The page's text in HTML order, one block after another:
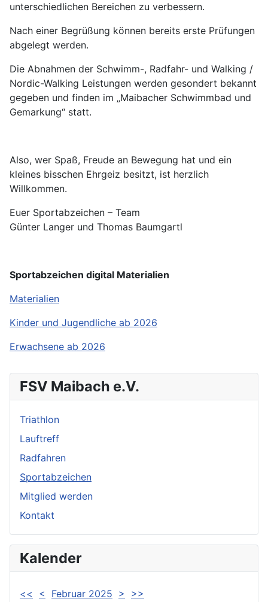
FSV Maibach e.V.
Triathlon
Lauftreff
Radfahren
Sportabzeichen
Mitglied werden
Kontakt
Kalender
<< < Februar 2025 > >>
unterschiedlichen Bereichen zu verbessern.
Nach einer Begrüßung können bereits erste Prüfungen
abgelegt werden.
Die Abnahmen der Schwimm-, Radfahr- und Walking /
Nordic-Walking Leistungen werden gesondert bekannt
gegeben und finden im „Maibacher Schwimmbad und
Gemarkung“ statt.
Also, wer Spaß, Freude an Bewegung hat und ein
kleines bisschen Ehrgeiz besitzt, ist herzlich
Willkommen.
Euer Sportabzeichen – Team
Günter Langer und Thomas Baumgartl
Sportabzeichen digital Materialien
Materialien
Kinder und Jugendliche ab 2026
Erwachsene ab 2026